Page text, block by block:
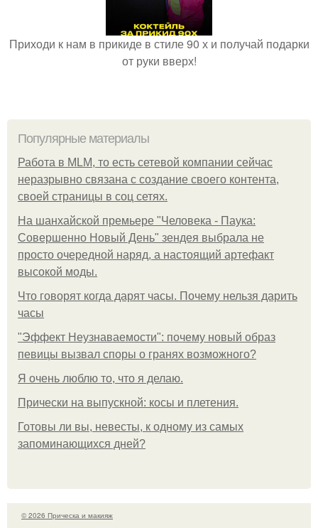
Приходи к нам в прикиде в стиле 90 х и получай подарки
от руки вверх!
Популярные материалы
Работа в MLM, то есть сетевой компании сейчас
неразрывно связана с создание своего контента,
своей страницы в соц сетях.
На шанхайской премьере "Человека - Паука:
Совершенно Новый День" зендея выбрала не
просто очередной наряд, а настоящий артефакт
высокой моды.
Что говорят когда дарят часы. Почему нельзя дарить
часы
"Эффект Неузнаваемости": почему новый образ
певицы вызвал споры о гранях возможного?
Я очень люблю то, что я делаю.
Прически на выпускной: косы и плетения.
Готовы ли вы, невесты, к одному из самых
запоминающихся дней?
© 2026 Прическа и макияж